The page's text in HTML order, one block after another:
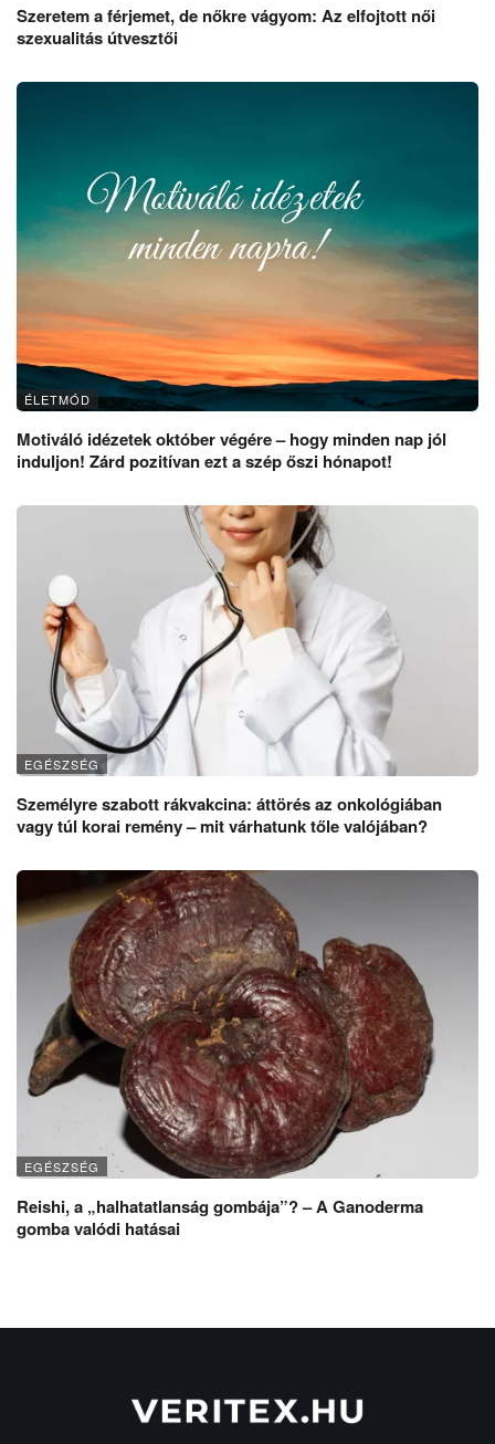
Szeretem a férjemet, de nőkre vágyom: Az elfojtott női
szexualitás útvesztői
ÉLETMÓD
Motiváló idézetek október végére – hogy minden nap jól
induljon! Zárd pozitívan ezt a szép őszi hónapot!
EGÉSZSÉG
Személyre szabott rákvakcina: áttörés az onkológiában
vagy túl korai remény – mit várhatunk tőle valójában?
EGÉSZSÉG
Reishi, a „halhatatlanság gombája”? – A Ganoderma
gomba valódi hatásai